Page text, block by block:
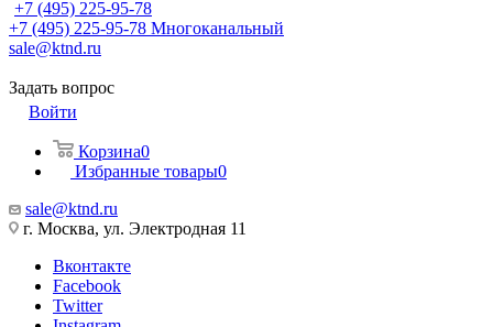
+7 (495) 225-95-78
+7 (495) 225-95-78 Многоканальный
sale@ktnd.ru
Задать вопрос
Войти
Корзина0
Избранные товары0
sale@ktnd.ru
г. Москва, ул. Электродная 11
Вконтакте
Facebook
Twitter